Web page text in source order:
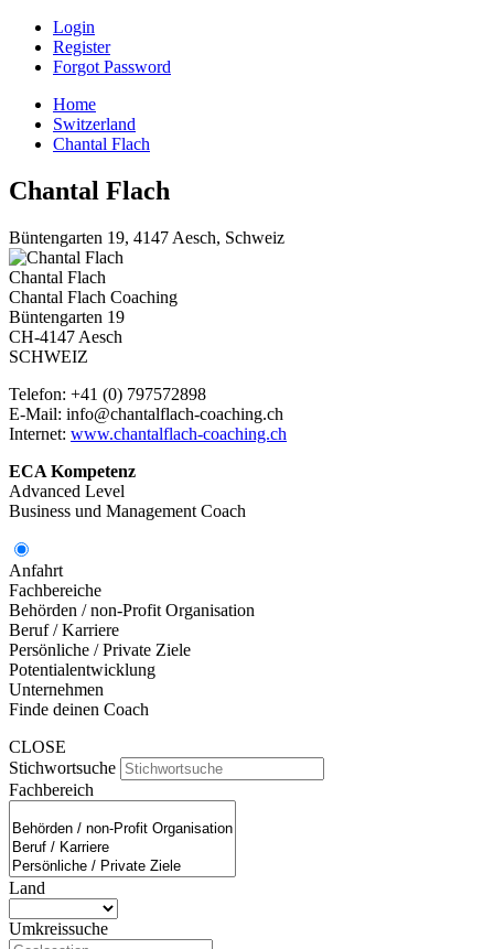
Login
Register
Forgot Password
Home
Switzerland
Chantal Flach
Chantal Flach
Büntengarten 19, 4147 Aesch, Schweiz
Chantal Flach
Chantal Flach Coaching
Büntengarten 19
CH-4147 Aesch
SCHWEIZ
Telefon: +41 (0) 797572898
E-Mail: info@chantalflach-coaching.ch
Internet: www.chantalflach-coaching.ch
ECA Kompetenz
Advanced Level
Business und Management Coach
Anfahrt
Fachbereiche
Behörden / non-Profit Organisation
Beruf / Karriere
Persönliche / Private Ziele
Potentialentwicklung
Unternehmen
Finde deinen Coach
CLOSE
Stichwortsuche
Fachbereich
Land
Umkreissuche